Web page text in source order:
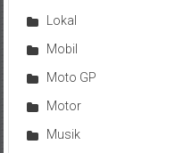
Lokal
Mobil
Moto GP
Motor
Musik